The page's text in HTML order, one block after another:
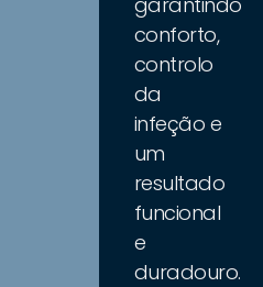
conforto,
controlo
da
infeção e
um
resultado
funcional
e
duradouro.